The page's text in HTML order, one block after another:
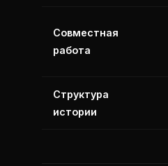
Совместная
работа
Структура
истории